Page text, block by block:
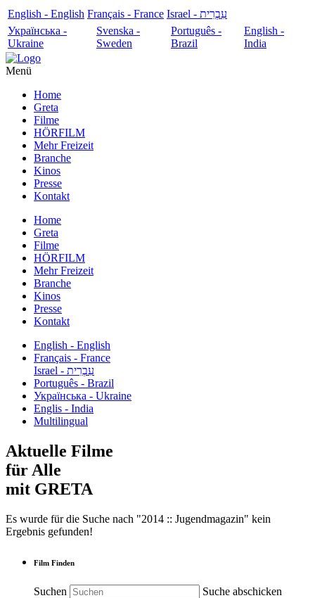
English - English Français - France
עִבְרִית - Israel
Українська -
Ukraine
Svenska -
Sweden
Português -
Brazil
English -
India
Menü
Home
Greta
Filme
HÖRFILM
Mehr Freizeit
Branche
Kinos
Presse
Kontakt
Home
Greta
Filme
HÖRFILM
Mehr Freizeit
Branche
Kinos
Presse
Kontakt
English - English
Français - France
עִבְרִית - Israel
Português - Brazil
Українська - Ukraine
Englis - India
Multilingual
Aktuelle Filme
für Alle
mit GRETA
Es wurde für die Suche nach "2014 :: Jugendmagazin" kein
Ergebnis gefunden!
Film Finden
Suchen Suche abschicken